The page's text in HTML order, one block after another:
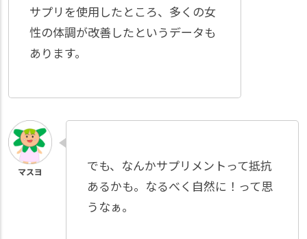
サプリを使用したところ、多くの女
性の体調が改善したというデータも
あります。
でも、なんかサプリメントって抵抗
あるかも。なるべく自然に！って思
うなぁ。